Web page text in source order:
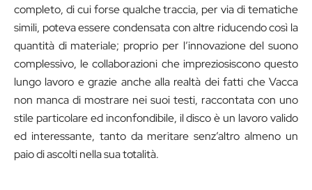
completo, di cui forse qualche traccia, per via di tematiche
simili, poteva essere condensata con altre riducendo così la
quantità di materiale; proprio per l’innovazione del suono
complessivo, le collaborazioni che impreziosiscono questo
lungo lavoro e grazie anche alla realtà dei fatti che Vacca
non manca di mostrare nei suoi testi, raccontata con uno
stile particolare ed inconfondibile, il disco è un lavoro valido
ed interessante, tanto da meritare senz’altro almeno un
paio di ascolti nella sua totalità.